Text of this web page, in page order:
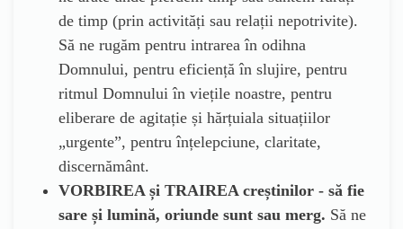
de timp (prin activități sau relații nepotrivite).
Să ne rugăm pentru intrarea în odihna
Domnului, pentru eficiență în slujire, pentru
ritmul Domnului în viețile noastre, pentru
eliberare de agitație și hărțuiala situațiilor
„urgente”, pentru înțelepciune, claritate,
discernământ.
VORBIREA și TRAIREA creștinilor - să fie
sare și lumină, oriunde sunt sau merg. Să ne